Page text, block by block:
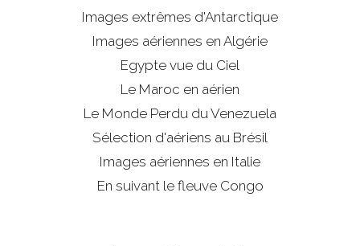
Images extrêmes d'Antarctique
Images aériennes en Algérie
Egypte vue du Ciel
Le Maroc en aérien
Le Monde Perdu du Venezuela
Sélection d'aériens au Brésil
Images aériennes en Italie
En suivant le fleuve Congo